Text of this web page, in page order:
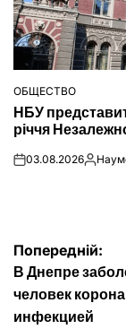
ОПУБЛІКУВАТИ
У
ОБЩЕСТВО
НБУ
річчя
on03.08.2026
записів
Попередній:
В Днепре
человек
инфекцией